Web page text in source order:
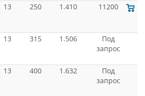
13 250 1.410 11200
13 315 1.506
Под
запрос
13 400 1.632
Под
запрос